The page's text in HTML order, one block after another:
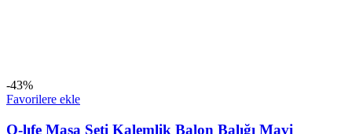
-43%
Favorilere ekle
O-lıfe Masa Seti Kalemlik Balon Balığı Mavi